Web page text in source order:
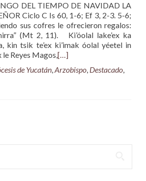
DEL TIEMPO DE NAVIDAD LA
Ciclo C Is 60, 1-6; Ef 3, 2-3. 5-6;
sus cofres le ofrecieron regalos:
(Mt 2, 11). Ki’óolal lake’ex ka
kin tsik te’ex ki’imak óolal yéetel in
le Reyes Magos,[…]
de Yucatán,Arzobispo, Destacado,